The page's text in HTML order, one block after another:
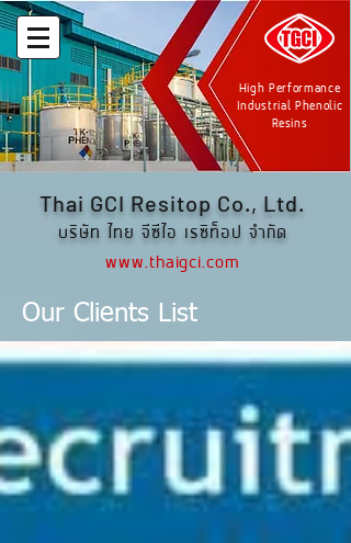
High Performance
Industrial Phenolic
Resins
Thai GCI Resitop Co., Ltd.
บริษัท ไทย จีซีไอ เรซิท็อป จำกัด
www.thaigci.com
Our Clients List